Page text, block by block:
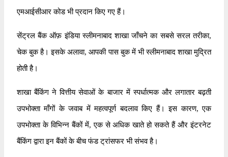
एमआईसीआर कोड भी प्रदान किए गए हैं।
सेंट्रल बैंक ऑफ़ इंडिया स्लीमनाबाद शाखा जाँचने का सबसे सरल तरीका,
चेक बुक है। इसके अलावा, आपकी पास बुक में भी स्लीमनाबाद शाखा मुद्रित
होती है।
शाखा बैंकिंग ने वित्तीय सेवाओं के बाजार में स्पर्धात्मक और लगातार बढ़ती
उपभोक्ता माँगों के जवाब में महत्वपूर्ण बदलाव किए हैं। इस कारण, एक
उपभोक्ता के विभिन्न बैंकों में, एक से अधिक खाते हो सकते हैं और इंटरनेट
बैंकिंग द्वारा इन बैंकों के बीच फंड ट्रांसफर भी संभव है।